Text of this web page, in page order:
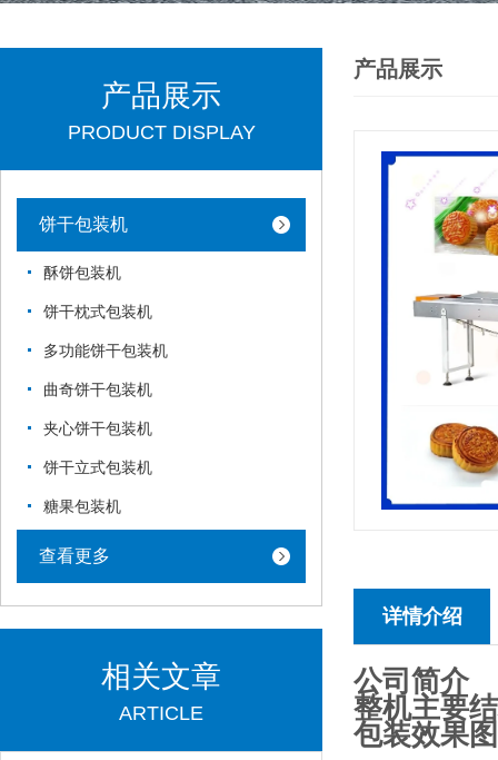
产品展示
PRODUCT DISPLAY
饼干包装机
酥饼包装机
饼干枕式包装机
多功能饼干包装机
曲奇饼干包装机
夹心饼干包装机
饼干立式包装机
糖果包装机
查看更多
相关文章
ARTICLE
产品展示
详情介绍
公司简介
整机主要
包装效果图